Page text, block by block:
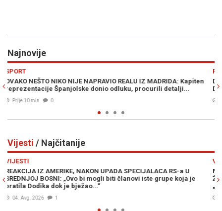
Najnovije
DRAMA U WASHINGTONU: Kongresmeni traže vraćanje
Dodika na "crnu listu", ali ni to nije sve...
Prije 21 min
Vijesti / Najčitanije
je
VIJESTI
MUK U MOSTARU: Članica Predsjedništva Bosne i
Željka Cvijanović vojno-redarstvenu akciju „Oluja“ nazvala
„zločinačkom“, očekuje se reakcija iz Zagreba...
04. Avg. 2026